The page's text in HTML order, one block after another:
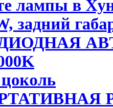
лампы в
задний